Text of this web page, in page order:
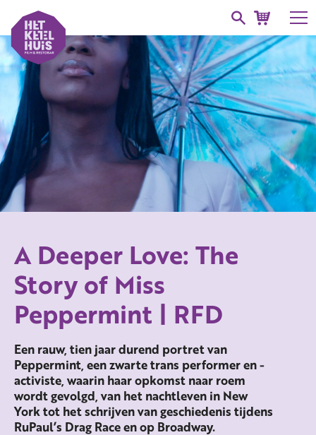
A Deeper Love: The
Story of Miss
Peppermint | RFD
Een rauw, tien jaar durend portret van
Peppermint, een zwarte trans performer en -
activiste, waarin haar opkomst naar roem
wordt gevolgd, van het nachtleven in New
York tot het schrijven van geschiedenis tijdens
RuPaul’s Drag Race en op Broadway.